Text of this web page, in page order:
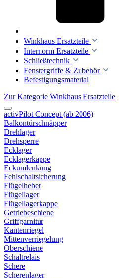
Winkhaus Ersatzteile
Internorm Ersatzteile
Schließtechnik
Fenstergriffe & Zubehör
Befestigungsmaterial
Zur Kategorie Winkhaus Ersatzteile
activPilot Concept (ab 2006)
Balkontürschnäpper
Drehlager
Drehsperre
Ecklager
Ecklagerkappe
Eckumlenkung
Fehlschaltsicherung
Flügelheber
Flügellager
Flügellagerkappe
Getriebeschiene
Griffgarnitur
Kantenriegel
Mittenverriegelung
Oberschiene
Schaltrelais
Schere
Scherenlager